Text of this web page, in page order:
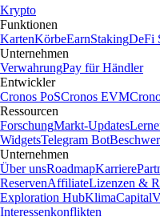
Krypto
Funktionen
KartenKörbeEarnStakingDeFi
Unternehmen
VerwahrungPay für Händler
Entwickler
Cronos PoSCronos EVM
Ressourcen
ForschungMarkt-Updates
WidgetsTelegram Bot
Unternehmen
Über unsRoadmapKarriere
ReservenAffiliateLizenzen &
Exploration HubKlimaCapital
Interessenkonflikten